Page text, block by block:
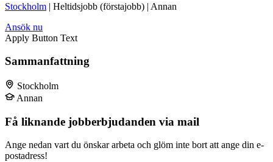
Stockholm | Heltidsjobb (förstajobb) | Annan
Ansök nu
Apply Button Text
Sammanfattning
Stockholm
Annan
Få liknande jobberbjudanden via mail
Ange nedan vart du önskar arbeta och glöm inte bort att ange din e-
postadress!